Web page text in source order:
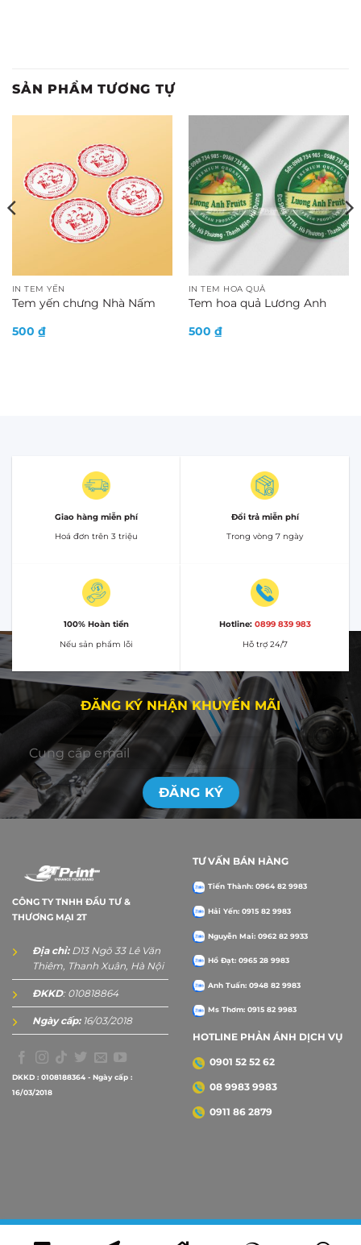
SẢN PHẨM TƯƠNG TỰ
IN TEM YẾN
Tem yến chưng Nhà Nấm
500 ₫
IN TEM HOA QUẢ
Tem hoa quả Lương Anh
500 ₫
Giao hàng miễn phí
Hoá đơn trên 3 triệu
Đổi trả miễn phí
Trong vòng 7 ngày
100% Hoàn tiền
Nếu sản phẩm lỗi
Hotline: 0899 839 983
Hỗ trợ 24/7
ĐĂNG KÝ NHẬN KHUYẾN MÃI
CÔNG TY TNHH ĐẦU TƯ &
THƯƠNG MẠI 2T
Địa chỉ:D13 Ngõ 33 Lê Văn
Thiêm, Thanh Xuân, Hà Nội
ĐKKD: 010818864
Ngày cấp:16/03/2018
DKKD : 0108188364 - Ngày cấp :
16/03/2018
TƯ VẤN BÁN HÀNG
Tiến Thành: 0964 82 9983
Hải Yến: 0915 82 9983
Nguyễn Mai: 0962 82 9933
Hồ Đạt: 0965 28 9983
Anh Tuấn: 0948 82 9983
Ms Thơm: 0915 82 9983
HOTLINE PHẢN ÁNH DỊCH VỤ
0901 52 52 62
08 9983 9983
0911 86 2879